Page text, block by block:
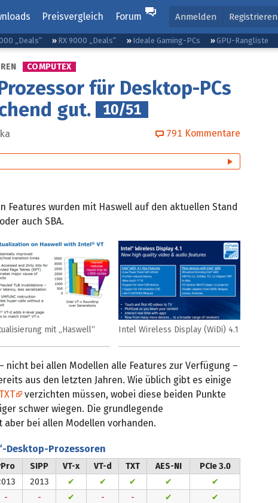
Preisvergleich Forum Anmelden Registrieren
„Deals“ RX 9000 „Deals“ Ideale Gaming-PCs GPU-Rangliste
COMPUTEX
für Desktop-PCs
gut.
10/51
791 Kommentare
Features wurden mit Haswell auf den aktuellen Stand
auch SBA.
mit „Haswell“ Intel Wireless Display (WiDi) 4.1
nicht bei allen Modellen alle Features zur Verfügung –
aus den letzten Jahren. Wie üblich gibt es einige
verzichten müssen, wobei diese beiden Punkte
schwer wiegen. Die grundlegende
aber bei allen Modellen vorhanden.
Desktop-Prozessoren
SIPP VT-x VT-d TXT AES-NI
PCIe 3.0
2013 ✔ ✔ ✔ ✔
✔
- - ✔ - - ✔
✔